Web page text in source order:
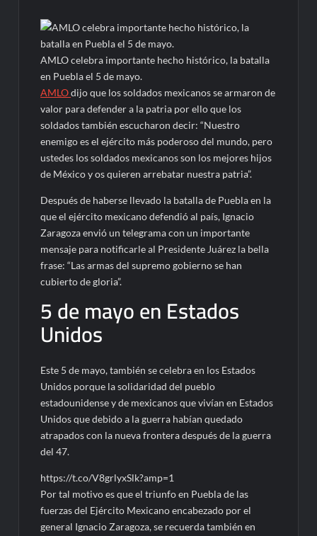
AMLO celebra importante hecho histórico, la batalla
en Puebla el 5 de mayo.
AMLOdijo que los soldados mexicanos se armaron de
valor para defender a la patria por ello que los
soldados también escucharon decir: “Nuestro
enemigo es el ejército más poderoso del mundo, pero
ustedes los soldados mexicanos son los mejores hijos
de México y os quieren arrebatar nuestra patria”.
Después de haberse llevado la batalla de Puebla en la
que el ejército mexicano defendió al país, Ignacio
Zaragoza envió un telegrama con un importante
mensaje para notificarle al Presidente Juárez la bella
frase: “Las armas del supremo gobierno se han
cubierto de gloria”.
5 de mayo en Estados
Unidos
Este 5 de mayo, también se celebra en los Estados
Unidos porque la solidaridad del pueblo
estadounidense y de mexicanos que vivían en Estados
Unidos que debido a la guerra habían quedado
atrapados con la nueva frontera después de la guerra
del 47.
https://t.co/V8grlyxSlk?amp=1
Por tal motivo es que el triunfo en Puebla de las
fuerzas del Ejército Mexicano encabezado por el
general Ignacio Zaragoza, se recuerda también en